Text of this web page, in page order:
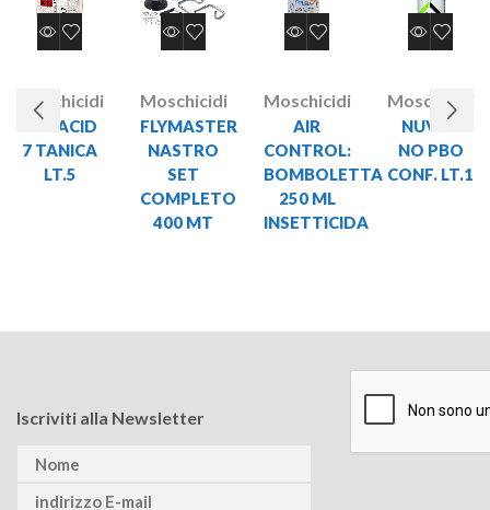
Moschicidi
NUVACID
7 TANICA
LT.5
Moschicidi
FLYMASTER
NASTRO
SET
COMPLETO
400 MT
Moschicidi
AIR
CONTROL:
BOMBOLETTA
250 ML
INSETTICIDA
Moschicidi
NUVEX
NO PBO
CONF. LT.1
Iscriviti alla Newsletter